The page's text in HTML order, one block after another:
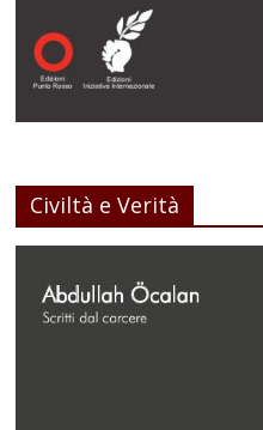
Civiltà e Verità